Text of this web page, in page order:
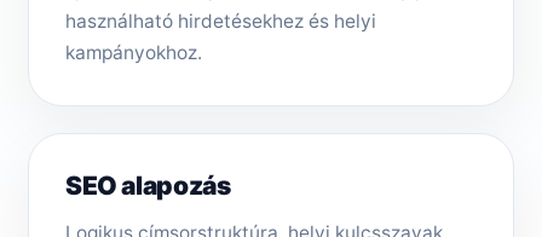
használható hirdetésekhez és helyi
kampányokhoz.
SEO alapozás